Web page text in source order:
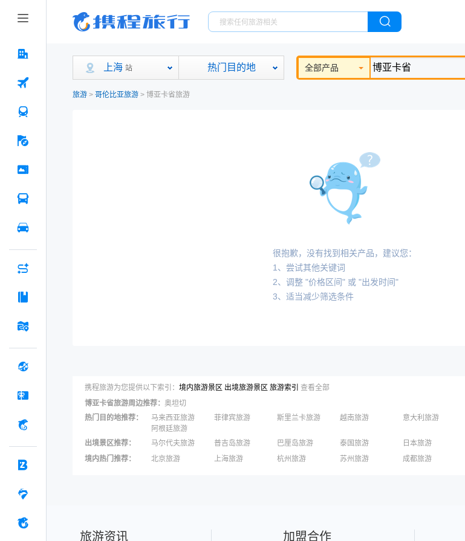
上海 站 热门目的地 全部产品
旅游 > 哥伦比亚旅游 > 博亚卡省旅游
很抱歉，没有找到相关产品，建议您：
1、尝试其他关键词
2、调整 "价格区间" 或 "出发时间"
3、适当减少筛选条件
携程旅游为您提供以下索引： 境内旅游景区 出境旅游景区 旅游索引 查看全部
博亚卡省旅游周边推荐： 奥坦切
热门目的地推荐： 马来西亚旅游 菲律宾旅游 斯里兰卡旅游 越南旅游 意大利旅游
阿根廷旅游
出境景区推荐： 马尔代夫旅游 普吉岛旅游 巴厘岛旅游 泰国旅游 日本旅游
苏梅岛旅游
瑞士旅游 长滩岛旅游 迪拜旅游 清迈旅游
境内热门推荐： 北京旅游 上海旅游 杭州旅游 苏州旅游 成都旅游
旅游资讯 加盟合作